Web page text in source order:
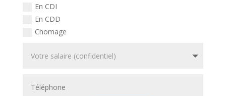
En CDI
En CDD
Chomage